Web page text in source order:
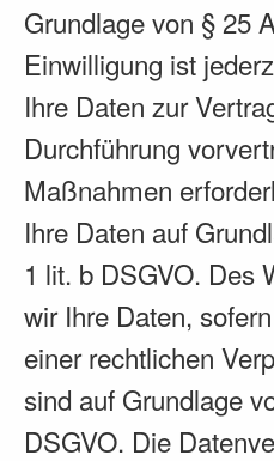
Grundlage von § 25
Einwilligung ist
Ihre Daten zur
Durchführung
Maßnahmen
Ihre Daten auf
1 lit. b DSGVO. Des
wir Ihre Daten,
einer rechtlichen
sind auf Grundlage
DSGVO. Die